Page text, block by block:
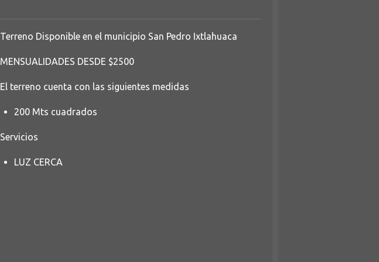
Terreno Disponible en el municipio San Pedro Ixtlahuaca
MENSUALIDADES DESDE $2500
El terreno cuenta con las siguientes medidas
200 Mts cuadrados
Servicios
LUZ CERCA